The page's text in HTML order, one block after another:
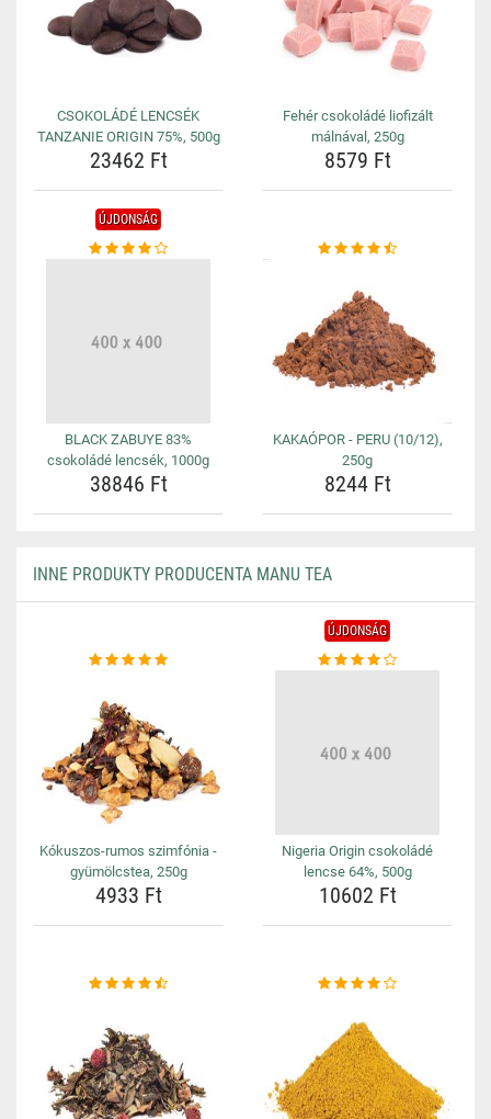
CSOKOLÁDÉ LENCSÉK
TANZANIE ORIGIN 75%, 500g
23462 Ft
Fehér csokoládé liofizált
málnával, 250g
8579 Ft
ÚJDONSÁG
BLACK ZABUYE 83%
csokoládé lencsék, 1000g
38846 Ft
KAKAÓPOR - PERU (10/12),
250g
8244 Ft
INNE PRODUKTY PRODUCENTA MANU TEA
Kókuszos-rumos szimfónia -
gyümölcstea, 250g
4933 Ft
ÚJDONSÁG
Nigeria Origin csokoládé
lencse 64%, 500g
10602 Ft